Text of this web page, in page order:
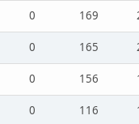
0 169
0 165
0 156
0 116